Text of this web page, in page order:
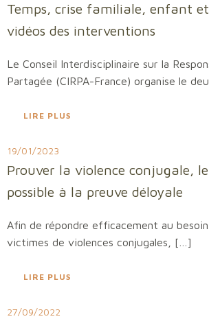
Temps, crise familiale, enfant
vidéos des interventions
Le Conseil Interdisciplinaire sur la
Partagée (CIRPA-France) organise le
LIRE PLUS
19/01/2023
Prouver la violence conjugale,
possible à la preuve déloyale
Afin de répondre efficacement au
victimes de violences conjugales, […]
LIRE PLUS
27/09/2022